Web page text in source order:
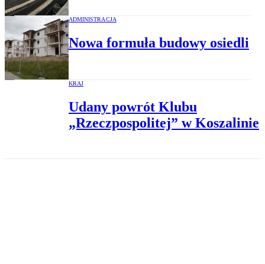
ADMINISTRACJA
Nowa formuła budowy osiedli
KRAJ
Udany powrót Klubu
„Rzeczpospolitej” w Koszalinie